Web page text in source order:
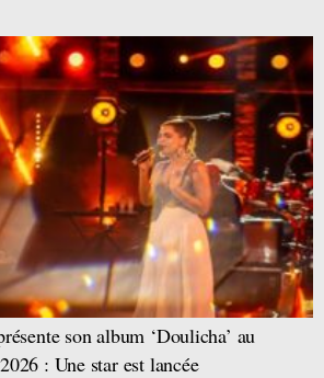
son album ‘Doulicha’ au
: Une star est lancée